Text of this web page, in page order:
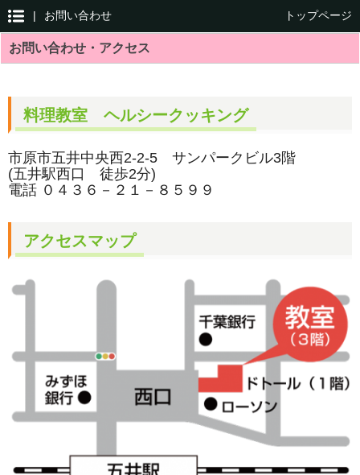
| お問い合わせ トップページ
お問い合わせ・アクセス
料理教室 ヘルシークッキング
市原市五井中央西2-2-5 サンパークビル3階
(五井駅西口 徒歩2分)
電話 ０４３６－２１－８５９９
アクセスマップ